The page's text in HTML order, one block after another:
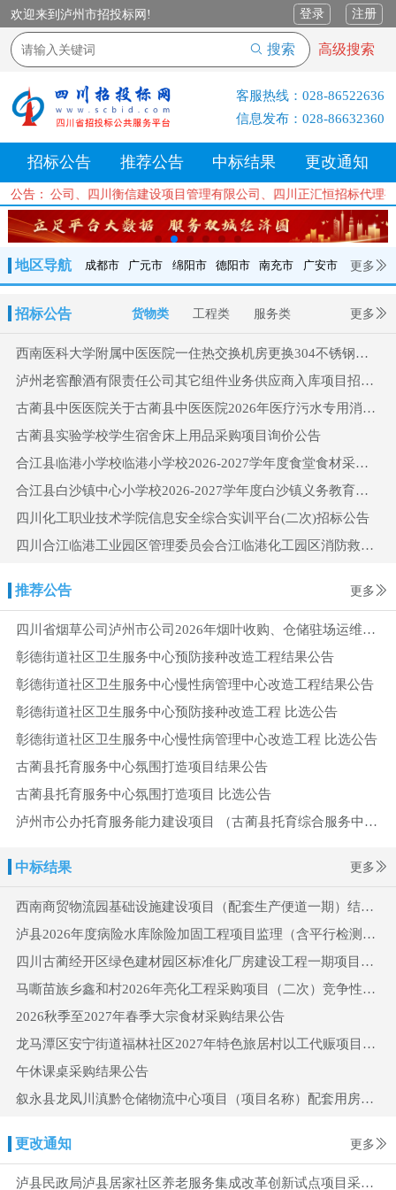
欢迎来到泸州市招投标网! 登录 注册
搜索 高级搜索
客服热线： 028-86522636
信息发布： 028-86632360
招标公告 推荐公告 中标结果 更改通知
公告：
有限公司、四川衡信建设项目管理有限公司、四川正汇恒招标代理
地区导航 成都市 广元市 绵阳市 德阳市 南充市 广安市 更多
成都市 广元市 绵阳市 德阳市 南充市 广安市
遂宁市
达州市
资阳市 眉山市 雅安市 阿坝州 甘孜州 凉山州
招标公告 货物类 工程类 服务类 更多
西南医科大学附属中医医院一住热交换机房更换304不锈钢热水罐体采购项目比选公告
泸州老窖酿酒有限责任公司其它组件业务供应商入库项目招标公告
古蔺县中医医院关于古蔺县中医医院2026年医疗污水专用消毒剂粉剂类采购项目市场调研公告
古蔺县实验学校学生宿舍床上用品采购项目询价公告
合江县临港小学校临港小学校2026-2027学年度食堂食材采购（干鲜调料、蔬菜、面食）竞争性磋商公告
合江县白沙镇中心小学校2026-2027学年度白沙镇义务教育营养餐蔬菜、干鲜采购项目竞争性磋商公告
四川化工职业技术学院信息安全综合实训平台(二次)招标公告
四川合江临港工业园区管理委员会合江临港化工园区消防救援防护装备采购项目(三次)招标公告
推荐公告 更多
四川省烟草公司泸州市公司2026年烟叶收购、仓储驻场运维服务采购项目招标公告
彰德街道社区卫生服务中心预防接种改造工程结果公告
彰德街道社区卫生服务中心慢性病管理中心改造工程结果公告
彰德街道社区卫生服务中心预防接种改造工程 比选公告
彰德街道社区卫生服务中心慢性病管理中心改造工程 比选公告
古蔺县托育服务中心氛围打造项目结果公告
古蔺县托育服务中心氛围打造项目 比选公告
泸州市公办托育服务能力建设项目 （古蔺县托育综合服务中心）窗帘采购 结果公告
中标结果 更多
西南商贸物流园基础设施建设项目（配套生产便道一期）结果公示
泸县2026年度病险水库除险加固工程项目监理（含平行检测）服务成交供应商结果公示
四川古蔺经开区绿色建材园区标准化厂房建设工程一期项目全过程跟踪审计服务结果公告
马嘶苗族乡鑫和村2026年亮化工程采购项目（二次）竞争性磋商成交公告
2026秋季至2027年春季大宗食材采购结果公告
龙马潭区安宁街道福林社区2027年特色旅居村以工代赈项目设计服务结果公告
午休课桌采购结果公告
叙永县龙凤川滇黔仓储物流中心项目（项目名称）配套用房工程勘察设计服务结果公告
更改通知 更多
泸县民政局泸县居家社区养老服务集成改革创新试点项目采购更正公告（第三次）